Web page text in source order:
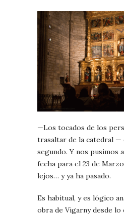
—Los tocados de los
trasaltar de la catedral —
segundo. Y nos pusimos
fecha para el 23 de
lejos… y ya ha pasado.
Es habitual, y es lógico
obra de Vigarny desde lo